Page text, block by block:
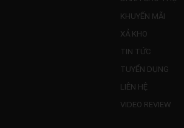
KHUYẾN MÃI
XẢ KHO
TIN TỨC
TUYỂN DỤNG
LIÊN HỆ
VIDEO REVIEW